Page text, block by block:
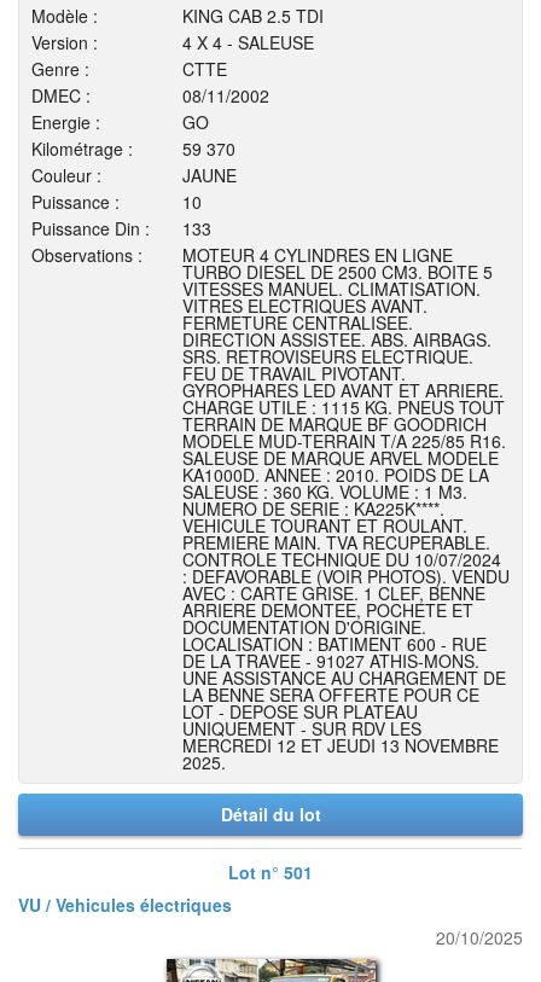
Modèle :
KING CAB 2.5 TDI
Version :
4 X 4 - SALEUSE
Genre :
CTTE
DMEC :
08/11/2002
Energie :
GO
Kilométrage :
59 370
Couleur :
JAUNE
Puissance :
10
Puissance Din :
133
Observations :
MOTEUR 4 CYLINDRES EN LIGNE
TURBO DIESEL DE 2500 CM3. BOITE 5
VITESSES MANUEL. CLIMATISATION.
VITRES ELECTRIQUES AVANT.
FERMETURE CENTRALISEE.
DIRECTION ASSISTEE. ABS. AIRBAGS.
SRS. RETROVISEURS ELECTRIQUE.
FEU DE TRAVAIL PIVOTANT.
GYROPHARES LED AVANT ET ARRIERE.
CHARGE UTILE : 1115 KG. PNEUS TOUT
TERRAIN DE MARQUE BF GOODRICH
MODELE MUD-TERRAIN T/A 225/85 R16.
SALEUSE DE MARQUE ARVEL MODELE
KA1000D. ANNEE : 2010. POIDS DE LA
SALEUSE : 360 KG. VOLUME : 1 M3.
NUMERO DE SERIE : KA225K****.
VEHICULE TOURANT ET ROULANT.
PREMIERE MAIN. TVA RECUPERABLE.
CONTROLE TECHNIQUE DU 10/07/2024
: DEFAVORABLE (VOIR PHOTOS). VENDU
AVEC : CARTE GRISE. 1 CLEF, BENNE
ARRIERE DEMONTEE, POCHETE ET
DOCUMENTATION D'ORIGINE.
LOCALISATION : BATIMENT 600 - RUE
DE LA TRAVEE - 91027 ATHIS-MONS.
UNE ASSISTANCE AU CHARGEMENT DE
LA BENNE SERA OFFERTE POUR CE
LOT - DEPOSE SUR PLATEAU
UNIQUEMENT - SUR RDV LES
MERCREDI 12 ET JEUDI 13 NOVEMBRE
2025.
Détail du lot
Lot n° 501
VU / Vehicules électriques
20/10/2025